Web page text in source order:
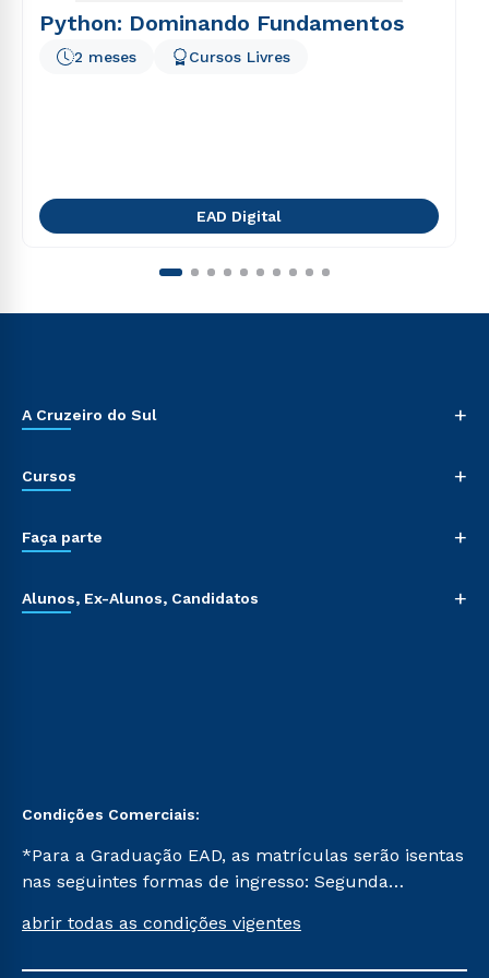
Python: Dominando Fundamentos
2 meses Cursos Livres
EAD Digital
A Cruzeiro do Sul +
Cursos +
Faça parte +
Alunos, Ex-Alunos, Candidatos +
Condições Comerciais:
*Para a Graduação EAD, as matrículas serão isentas
nas seguintes formas de ingresso: Segunda
Já para as demais, a taxa de matrícula será de R$
abrir todas as condições vigentes